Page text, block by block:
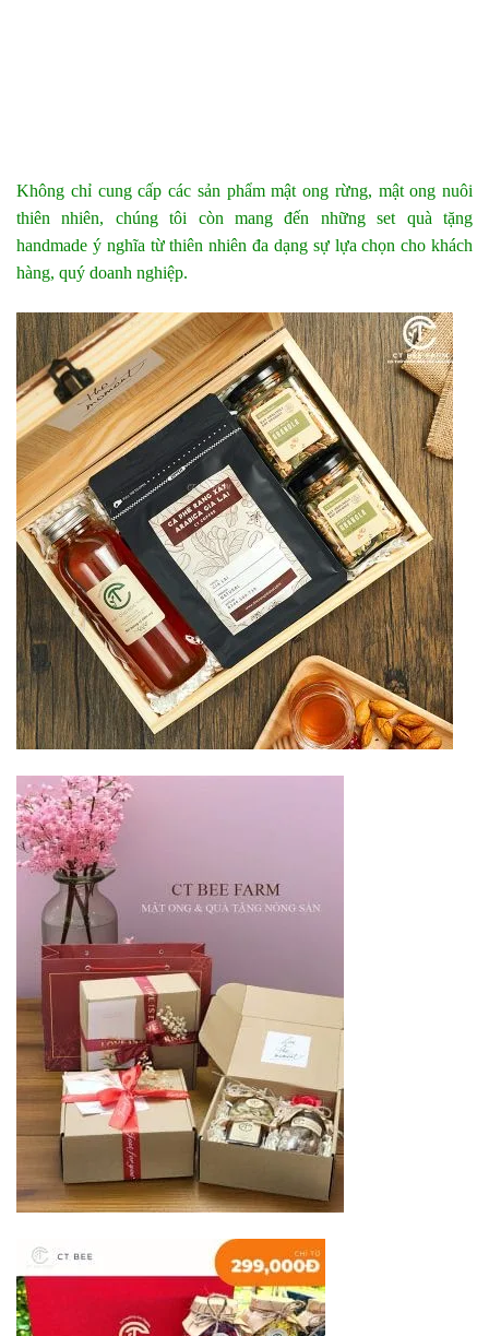
Không chỉ cung cấp các sản phẩm mật ong rừng, mật ong nuôi
thiên nhiên, chúng tôi còn mang đến những set quà tặng
handmade ý nghĩa từ thiên nhiên đa dạng sự lựa chọn cho khách
hàng, quý doanh nghiệp.